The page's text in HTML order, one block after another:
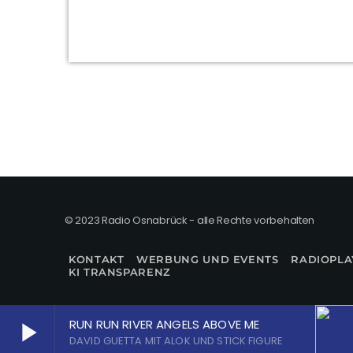
play_arrow RUN RUN RIVER ANGELS ABOVE ME
DAVID GUETTA MIT ALOK UND STICK FIGURE
© 2023 Radio Osnabrück - alle Rechte vorbehalten
KONTAKT WERBUNG UND EVENTS
KI TRANSPARENZ